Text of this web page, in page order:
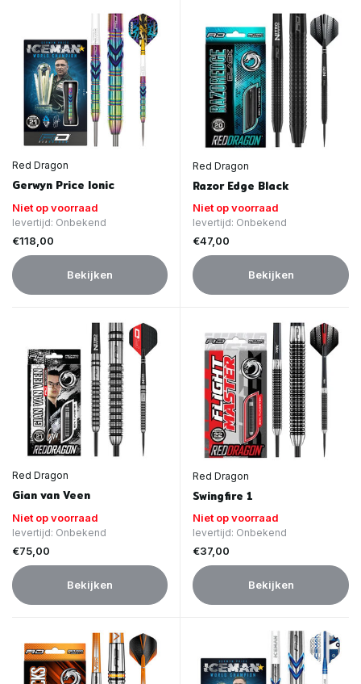
Red Dragon
Gerwyn Price Ionic
Niet op voorraad
levertijd: Onbekend
€118,00
Bekijken
Red Dragon
Razor Edge Black
Niet op voorraad
levertijd: Onbekend
€47,00
Bekijken
Red Dragon
Gian van Veen
Niet op voorraad
levertijd: Onbekend
€75,00
Bekijken
Red Dragon
Swingfire 1
Niet op voorraad
levertijd: Onbekend
€37,00
Bekijken